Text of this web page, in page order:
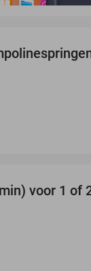
voor 1 of